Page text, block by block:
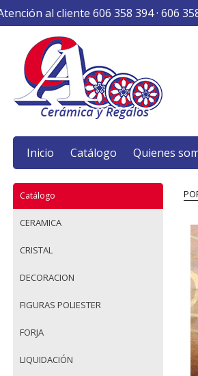
al cliente 606 358 394 · 606
Inicio Catálogo Quienes
Catálogo
CERAMICA
CRISTAL
DECORACION
FIGURAS POLIESTER
FORJA
LIQUIDACIÓN